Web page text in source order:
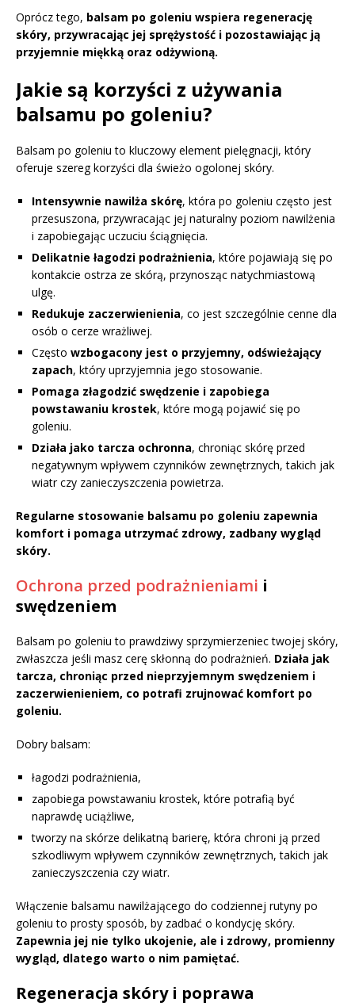
Oprócz tego, balsam po goleniu wspiera regenerację
skóry, przywracając jej sprężystość i pozostawiając ją
przyjemnie miękką oraz odżywioną.
Jakie są korzyści z używania
balsamu po goleniu?
Balsam po goleniu to kluczowy element pielęgnacji, który
oferuje szereg korzyści dla świeżo ogolonej skóry.
Intensywnie nawilża skórę, która po goleniu często jest
przesuszona, przywracając jej naturalny poziom nawilżenia
i zapobiegając uczuciu ściągnięcia.
Delikatnie łagodzi podrażnienia, które pojawiają się po
kontakcie ostrza ze skórą, przynosząc natychmiastową
ulgę.
Redukuje zaczerwienienia, co jest szczególnie cenne dla
osób o cerze wrażliwej.
Często wzbogacony jest o przyjemny, odświeżający
zapach, który uprzyjemnia jego stosowanie.
Pomaga złagodzić swędzenie i zapobiega
powstawaniu krostek, które mogą pojawić się po
goleniu.
Działa jako tarcza ochronna, chroniąc skórę przed
negatywnym wpływem czynników zewnętrznych, takich jak
wiatr czy zanieczyszczenia powietrza.
Regularne stosowanie balsamu po goleniu zapewnia
komfort i pomaga utrzymać zdrowy, zadbany wygląd
skóry.
Ochrona przed podrażnieniami i
swędzeniem
Balsam po goleniu to prawdziwy sprzymierzeniec twojej skóry,
zwłaszcza jeśli masz cerę skłonną do podrażnień. Działa jak
tarcza, chroniąc przed nieprzyjemnym swędzeniem i
zaczerwienieniem, co potrafi zrujnować komfort po
goleniu.
Dobry balsam:
łagodzi podrażnienia,
zapobiega powstawaniu krostek, które potrafią być
naprawdę uciążliwe,
tworzy na skórze delikatną barierę, która chroni ją przed
szkodliwym wpływem czynników zewnętrznych, takich jak
zanieczyszczenia czy wiatr.
Włączenie balsamu nawilżającego do codziennej rutyny po
goleniu to prosty sposób, by zadbać o kondycję skóry.
Zapewnia jej nie tylko ukojenie, ale i zdrowy, promienny
wygląd, dlatego warto o nim pamiętać.
Regeneracja skóry i poprawa